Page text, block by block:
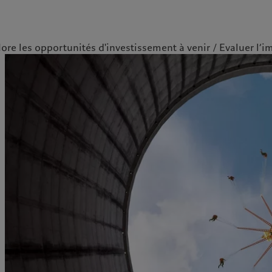
Amérique du Nord
Canada (fr)
Asie
China Offshore
Hong Kong SAR
政區|
日本
Alternative investments
Insights
Latest insights
Gestion des cookiesProtection des données
les opportunités d'investissement à venir Evaluer